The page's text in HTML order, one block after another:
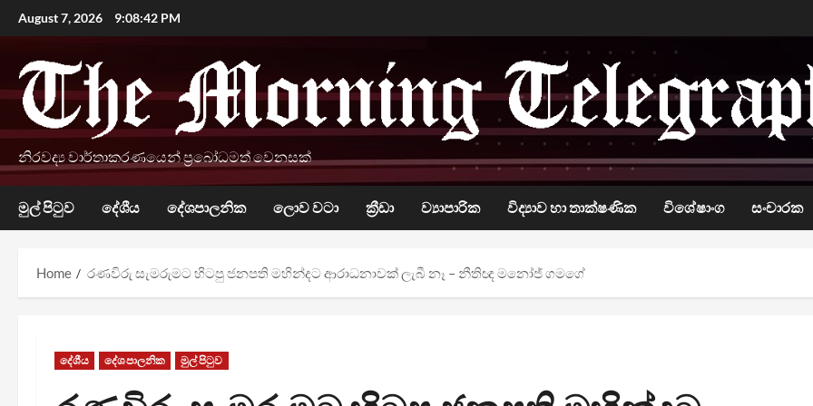
Skip
to
content
August 7, 2026 9:08:43 PM
නිරවද්‍ය වාර්තාකරණයෙන් ප්‍රබෝධමත් වෙනසක්
මුල් පිටුව දේශීය දේශපාලනික ලොව වටා ක්‍රීඩා ව්‍යාපාරික විද්‍යාව හා තාක්ෂණික විශේෂාංග සංචාරක
Home රණවිරු සැමරුමට හිටපු ජනපති මහින්දට ආරාධනාවක් ලැබී නෑ – නීතිඥ මනෝජ් ගමගේ
දේශීය දේශපාලනික මුල් පිටුව